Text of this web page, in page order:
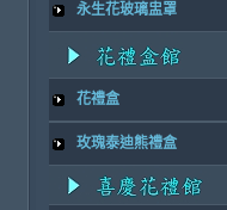
永生花玻璃盅罩
花禮盒
玫瑰泰迪熊禮盒